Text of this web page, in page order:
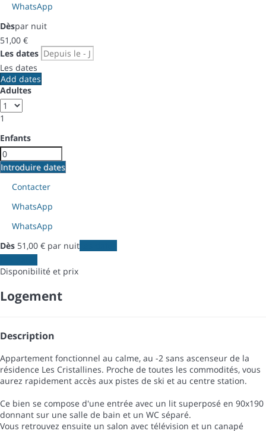
WhatsApp
Dèspar nuit
51,00 €
Les dates
Les dates
Add dates
Adultes
1
Enfants
Introduire dates
Contacter
WhatsApp
WhatsApp
Dès 51,00 € par nuit
Disponibilité et prix
Logement
Description
Appartement fonctionnel au calme, au -2 sans ascenseur de la
résidence Les Cristallines. Proche de toutes les commodités, vous
aurez rapidement accès aux pistes de ski et au centre station.
Ce bien se compose d'une entrée avec un lit superposé en 90x190
donnant sur une salle de bain et un WC séparé.
Vous retrouvez ensuite un salon avec télévision et un canapé